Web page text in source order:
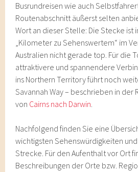
Busrundreisen wie auch
Routenabschnitt äußerst selten
Wort an dieser Stelle: Die Stecke ist
„Kilometer zu Sehenswertem“ im
Australien nicht gerade top. Für die
attraktivere und spannendere
ins Northern Territory führt noch
Savannah Way – beschrieben in
von Cairns nach Darwin.
Nachfolgend finden Sie eine
wichtigsten Sehenswürdigkeiten
Strecke. Für den Aufenthalt vor Ort
Beschreibungen der Orte bzw.